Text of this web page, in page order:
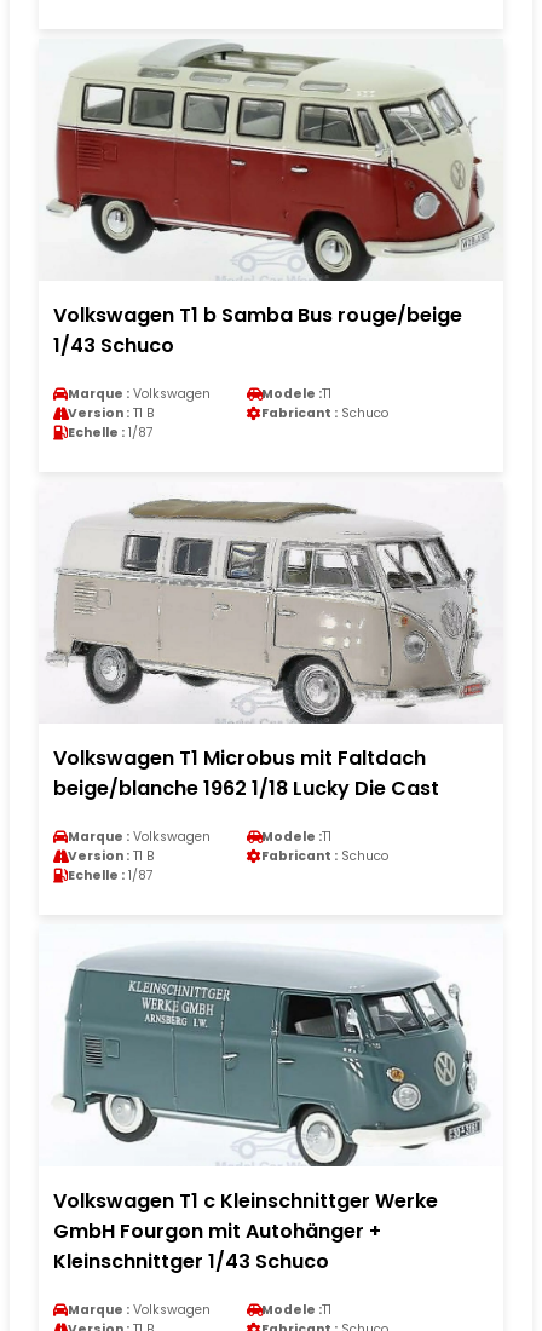
Volkswagen T1 b Samba Bus rouge/beige
1/43 Schuco
Marque : Volkswagen Modele :T1
Version : T1 B Fabricant : Schuco
Echelle : 1/87
Volkswagen T1 Microbus mit Faltdach
beige/blanche 1962 1/18 Lucky Die Cast
Marque : Volkswagen Modele :T1
Version : T1 B Fabricant : Schuco
Echelle : 1/87
Volkswagen T1 c Kleinschnittger Werke
GmbH Fourgon mit Autohänger +
Kleinschnittger 1/43 Schuco
Marque : Volkswagen Modele :T1